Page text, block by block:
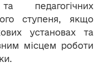
та педагогічних
ступеня, якщо
установах та
місцем роботи